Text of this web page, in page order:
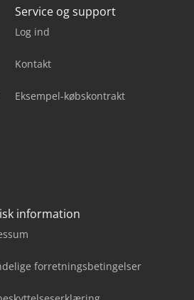
Service og support
Log ind
Kontakt
Eksempel-købskontrakt
information
forretningsbetingelser